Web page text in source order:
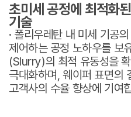
초미세 공정에 최적화
기술
· 폴리우레탄 내 미세 기공
제어하는 공정 노하우를 보
(Slurry)의 최적 유동성을
극대화하며, 웨이퍼 표면
고객사의 수율 향상에 기여